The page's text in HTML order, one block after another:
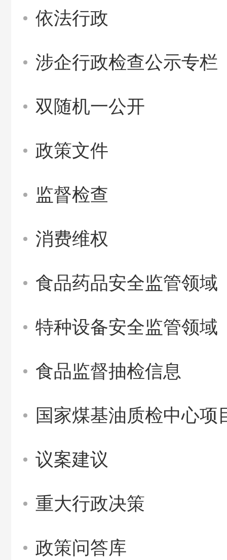
依法行政
涉企行政检查公示专栏
双随机一公开
政策文件
监督检查
消费维权
食品药品安全监管领域
特种设备安全监管领域
食品监督抽检信息
国家煤基油质检中心项
议案建议
重大行政决策
政策问答库